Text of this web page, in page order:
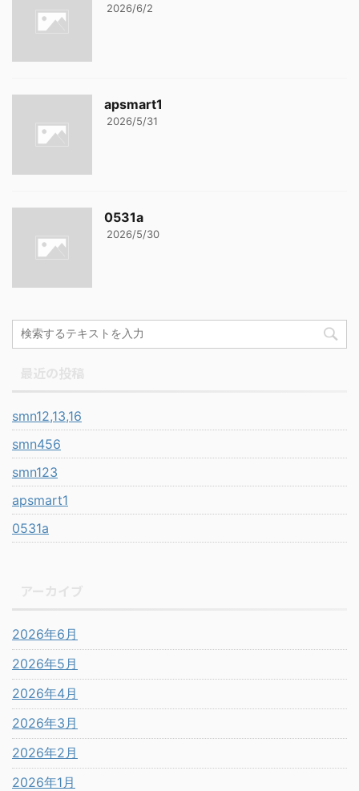
2026/6/2
apsmart1
2026/5/31
0531a
2026/5/30
smn12,13,16
smn456
smn123
apsmart1
0531a
2026年6月
2026年5月
2026年4月
2026年3月
2026年2月
2026年1月